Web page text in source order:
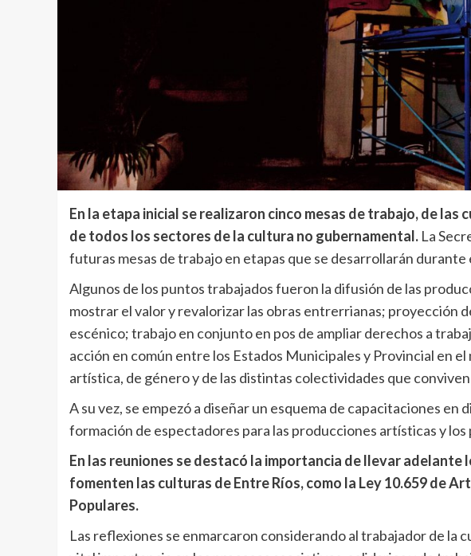
En la etapa inicial se realizaron cinco mesas de trabajo, de
de todos los sectores de la cultura no gubernamental. La
futuras mesas de trabajo en etapas que se desarrollarán durante
Algunos de los puntos trabajados fueron la difusión de las
mostrar el valor y revalorizar las obras entrerrianas; proyección
escénico; trabajo en conjunto en pos de ampliar derechos a
acción en común entre los Estados Municipales y Provincial en
artística, de género y de las distintas colectividades que
A su vez, se empezó a diseñar un esquema de capacitaciones
formación de espectadores para las producciones artísticas y
En las reuniones se destacó la importancia de llevar adelante
fomenten las culturas de Entre Ríos, como la Ley 10.659 de
Populares.
Las reflexiones se enmarcaron considerando al trabajador de la